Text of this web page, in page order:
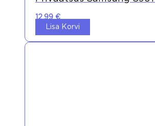
12,99 €
Lisa Korvi